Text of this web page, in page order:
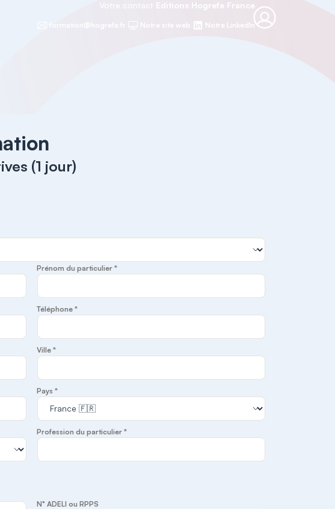
Votre contact Editions Hogrefe France
Notre site web Notre LinkedIn
(1 jour)
Prénom du particulier *
Téléphone *
Ville *
Pays *
Profession du particulier *
N° ADELI ou RPPS